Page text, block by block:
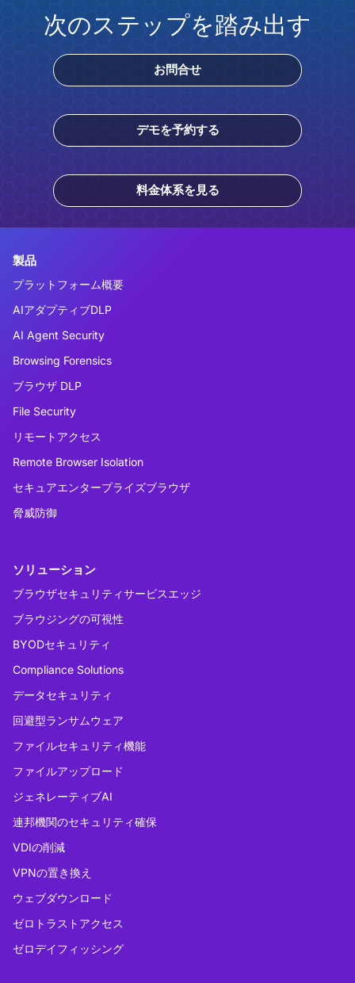
次のステップを踏み出す
お問合せ
デモを予約する
料金体系を見る
製品
プラットフォーム概要
AIアダプティブDLP
AI Agent Security
Browsing Forensics
ブラウザ DLP
File Security
リモートアクセス
Remote Browser Isolation
セキュアエンタープライズブラウザ
脅威防御
ソリューション
ブラウザセキュリティサービスエッジ
ブラウジングの可視性
BYODセキュリティ
Compliance Solutions
データセキュリティ
回避型ランサムウェア
ファイルセキュリティ機能
ファイルアップロード
ジェネレーティブAI
連邦機関のセキュリティ確保
VDIの削減
VPNの置き換え
ウェブダウンロード
ゼロトラストアクセス
ゼロデイフィッシング